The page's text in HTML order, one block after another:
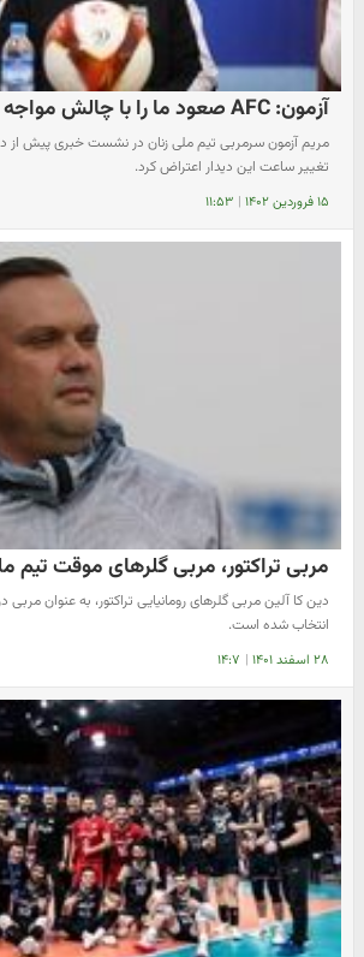
آزمون: AFC صعود ما را با چالش مواجه کرد!
مریم آزمون سرمربی تیم ملی زنان در نشست خبری پیش از
تغییر ساعت این دیدار اعتراض کرد.
۱۵ فروردین ۱۴۰۲ | ۱۱:۵۳
مربی تراکتور، مربی گلرهای موقت تیم
دین کا آلین مربی گلرهای رومانیایی تراکتور، به عنوان
انتخاب شده است.
۲۸ اسفند ۱۴۰۱ | ۱۴:۷